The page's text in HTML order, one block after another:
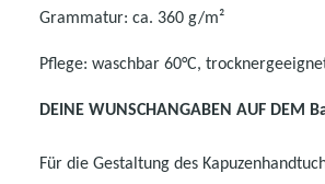
Grammatur: ca. 360 g/m²
Pflege: waschbar 60°C,
DEINE WUNSCHANGABEN AUF DEM
Für die Gestaltung des